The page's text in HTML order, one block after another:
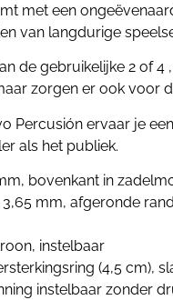
met een
van langdurige
de gebruikelijke 2 of
zorgen er ook voor
Percusión ervaar je
als het publiek.
bovenkant in
mm, afgeronde
instelbaar
(4,5
instelbaar zonder